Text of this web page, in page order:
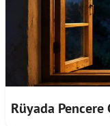
Rüyada Pencere